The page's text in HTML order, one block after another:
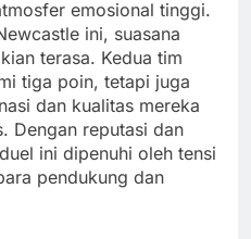
emosional tinggi.
ini, suasana
terasa. Kedua tim
tiga poin, tetapi juga
dan kualitas mereka
Dengan reputasi dan
ini dipenuhi oleh tensi
pendukung dan